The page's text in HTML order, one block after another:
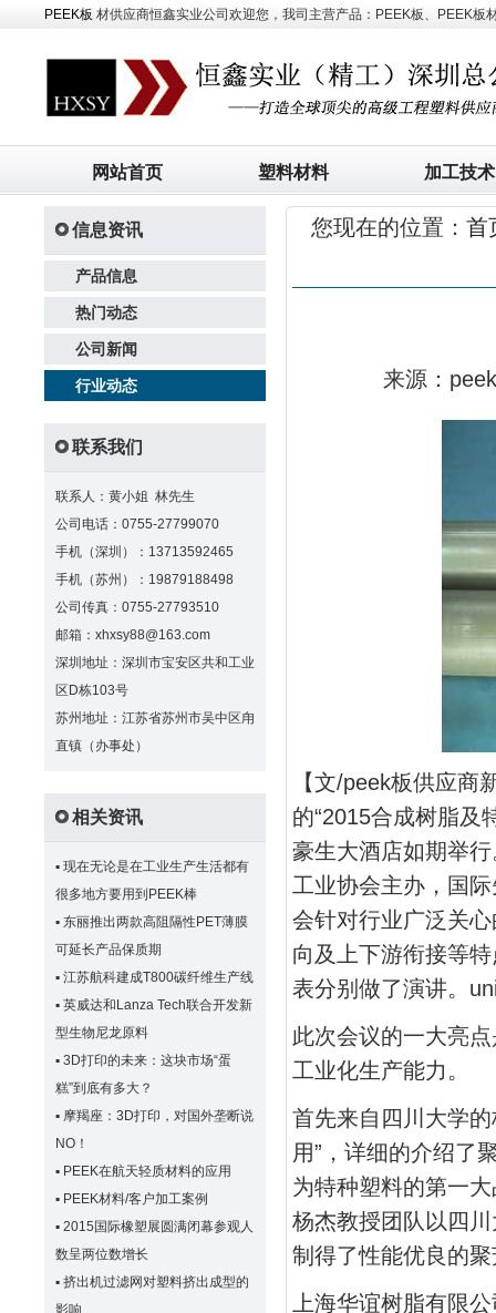
PEEK板 材供应商恒鑫实业公司欢迎您，我司主营产品：PEEK板、PEEK板
网站首页 塑料材料 加工技术
信息资讯
产品信息
热门动态
公司新闻
行业动态
联系我们
联系人：黄小姐 林先生
公司电话：0755-27799070
手机（深圳）：13713592465
手机（苏州）：19879188498
公司传真：0755-27793510
邮箱：xhxsy88@163.com
深圳地址：深圳市宝安区共和工业
区D栋103号
苏州地址：江苏省苏州市吴中区甪
直镇（办事处）
相关资讯
▪ 现在无论是在工业生产生活都有
很多地方要用到PEEK棒
▪ 东丽推出两款高阻隔性PET薄膜
可延长产品保质期
▪ 江苏航科建成T800碳纤维生产线
▪ 英威达和Lanza Tech联合开发新
型生物尼龙原料
▪ 3D打印的未来：这块市场“蛋
糕”到底有多大？
▪ 摩羯座：3D打印，对国外垄断说
NO！
▪ PEEK在航天轻质材料的应用
▪ PEEK材料/客户加工案例
▪ 2015国际橡塑展圆满闭幕参观人
数呈两位数增长
▪ 挤出机过滤网对塑料挤出成型的
影响
您现在的位置： 首
来源：
【文/peek板供应
的“2015合成树脂及
豪生大酒店如期举
工业协会主办，国
会针对行业广泛关
向及上下游衔接等
表分别做了演讲。
此次会议的一大亮
工业化生产能力。
首先来自四川大学
用”，详细的介绍了
为特种塑料的第一
杨杰教授团队以四
制得了性能优良的
上海华谊树脂有限